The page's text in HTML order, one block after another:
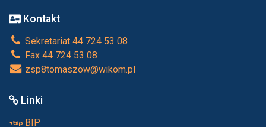
Kontakt
Sekretariat 44 724 53 08
Fax 44 724 53 08
zsp8tomaszow@wikom.pl
Linki
BIP